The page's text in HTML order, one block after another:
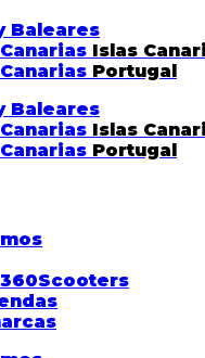
Baleares
Islas
Portugal
Baleares
Islas
Portugal